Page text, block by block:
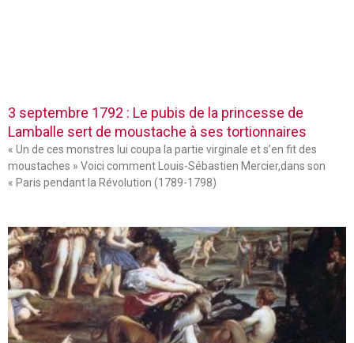
3 septembre 1792 : Le pubis de la princesse de
Lamballe sert de moustache à ses tortionnaires
« Un de ces monstres lui coupa la partie virginale et s’en fit des
moustaches » Voici comment Louis-Sébastien Mercier,dans son
« Paris pendant la Révolution (1789-1798)